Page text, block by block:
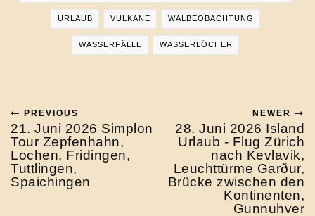
URLAUB VULKANE WALBEOBACHTUNG
WASSERFÄLLE WASSERLÖCHER
PREVIOUS
21. Juni 2026 Simplon
Tour Zepfenhahn,
Lochen, Fridingen,
Tuttlingen,
Spaichingen
NEWER
28. Juni 2026 Island
Urlaub - Flug Zürich
nach Kevlavik,
Leuchttürme Garður,
Brücke zwischen den
Kontinenten,
Gunnuhver